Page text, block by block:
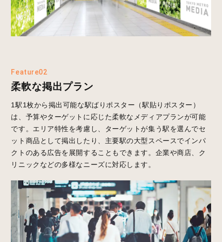
Feature02
柔軟な掲出プラン
1駅1枚から掲出可能な駅ばりポスター（駅貼りポスター）
は、予算やターゲットに応じた柔軟なメディアプランが可能
です。エリア特性を考慮し、ターゲットが集う駅を選んでセ
ット商品として掲出したり、主要駅の大型スペースでインパ
クトのある広告を展開することもできます。企業や商店、ク
リニックなどの多様なニーズに対応します。